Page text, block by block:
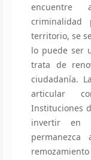
encuentre
criminalidad
territorio, se
lo puede ser
trata de
ciudadanía.
articular
Instituciones
invertir en